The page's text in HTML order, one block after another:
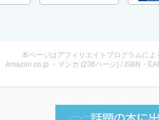
本ページはアフィリエイトプログラムによ
Amazon.co.jp ・マンガ (236ページ) / ISBN・